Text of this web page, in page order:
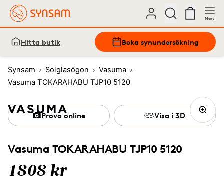
Meny
Hitta butik Boka synundersökning
Synsam Solglasögon
Vasuma
Vasuma TOKARAHABU TJP10 5120
Vasuma TOKARAHABU TJP10 5120
1808 kr
Prova online Visa i 3D